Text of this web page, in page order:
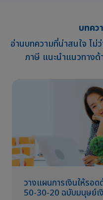
บทคว
อ่านบทความที่น่าสนใจ ไม่
ภาษี แนะนำแนวทางด้
วางแผนการเงินให้รอ
50-30-20 ฉบับมนุษย์เ